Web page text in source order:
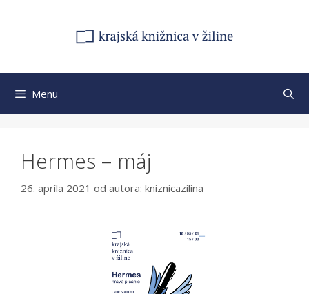
Menu
Hermes – máj
26. apríla 2021 od autora: kniznicazilina